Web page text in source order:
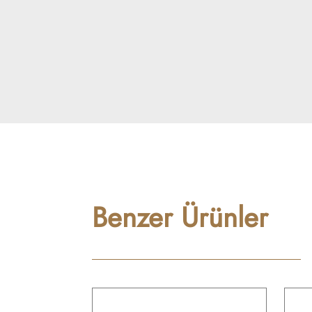
Benzer Ürünler